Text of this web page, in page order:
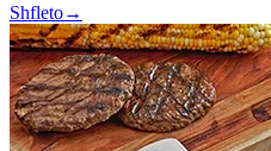
Shfleto→